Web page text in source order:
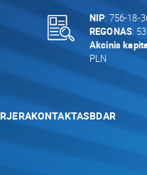
NIP: 756-18-
REGONAS:
Akcinis
PLN
KONTAKTASBDAR